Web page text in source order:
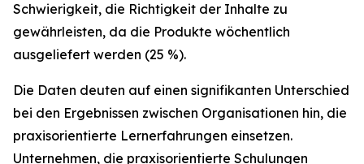
Schwierigkeit, die Richtigkeit der Inhalte zu
gewährleisten, da die Produkte wöchentlich
ausgeliefert werden (25 %).
Die Daten deuten auf einen signifikanten Unterschied
bei den Ergebnissen zwischen Organisationen hin, die
praxisorientierte Lernerfahrungen einsetzen.
Unternehmen, die praxisorientierte Schulungen